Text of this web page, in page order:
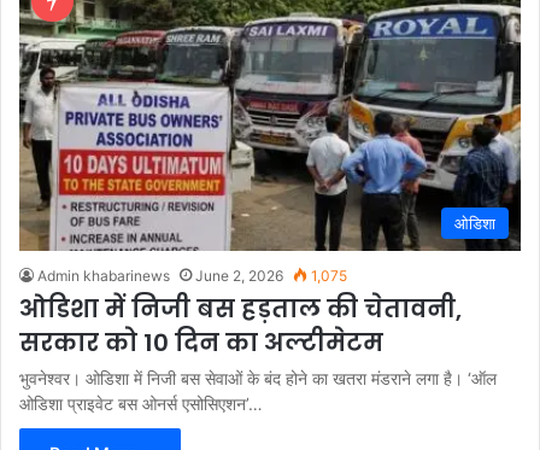
ओडिशा
Admin khabarinews June 2, 2026 1,075
ओडिशा में निजी बस हड़ताल की चेतावनी,
सरकार को 10 दिन का अल्टीमेटम
भुवनेश्वर। ओडिशा में निजी बस सेवाओं के बंद होने का खतरा मंडराने लगा है। ‘ऑल
ओडिशा प्राइवेट बस ओनर्स एसोसिएशन’…